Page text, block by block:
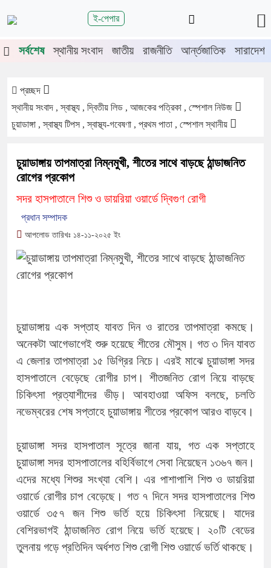
ই-পেপার
শিরোনাম
চুয়াডাঙ্গায় সওজের বাসভবন
সর্বশেষ
স্থানীয় সংবাদ জাতীয় রাজনীতি আর্ন্তজাতিক সারাদেশ
প্রচ্ছদ
স্থানীয় সংবাদ , স্বাস্থ্য , দ্বিতীয় লিড , আজকের পত্রিকা , স্পেশাল নিউজ
চুয়াডাঙ্গা , স্বাস্থ্য টিপস , স্বাস্থ্য-গবেষণা , প্রথম পাতা , স্পেশাল স্থানীয়
চুয়াডাঙ্গায় তাপমাত্রা নিম্নমুখী, শীতের সাথে বাড়ছে ঠান্ডাজনিত
রোগের প্রকোপ
সদর হাসপাতালে শিশু ও ডায়রিয়া ওয়ার্ডে দ্বিগুণ রোগী
প্রধান সম্পাদক
আপলোড তারিখঃ ১৪-১১-২০২৫ ইং
চুয়াডাঙ্গায় এক সপ্তাহ যাবত দিন ও রাতের তাপমাত্রা কমছে।
অনেকটা আগেভাগেই শুরু হয়েছে শীতের মৌসুম। গত ৩ দিন যাবত
এ জেলার তাপমাত্রা ১৫ ডিগ্রির নিচে। এরই মাঝে চুয়াডাঙ্গা সদর
হাসপাতালে বেড়েছে রোগীর চাপ। শীতজনিত রোগ নিয়ে বাড়ছে
চিকিৎসা প্রত্যাশীদের ভীড়। আবহাওয়া অফিস বলছে, চলতি
নভেম্বরের শেষ সপ্তাহে চুয়াডাঙ্গায় শীতের প্রকোপ আরও বাড়বে।
চুয়াডাঙ্গা সদর হাসপাতাল সূত্রে জানা যায়, গত এক সপ্তাহে
চুয়াডাঙ্গা সদর হাসপাতালের বহির্বিভাগে সেবা নিয়েছেন ১৩৬৭ জন।
এদের মধ্যে শিশুর সংখ্যা বেশি। এর পাশাপাশি শিশু ও ডায়রিয়া
ওয়ার্ডে রোগীর চাপ বেড়েছে। গত ৭ দিনে সদর হাসপাতালের শিশু
ওয়ার্ডে ৩৫৭ জন শিশু ভর্তি হয়ে চিকিৎসা নিয়েছে। যাদের
বেশিরভাগই ঠান্ডাজনিত রোগ নিয়ে ভর্তি হয়েছে। ২০টি বেডের
তুলনায় গড়ে প্রতিদিন অর্ধশত শিশু রোগী শিশু ওয়ার্ডে ভর্তি থাকছে।